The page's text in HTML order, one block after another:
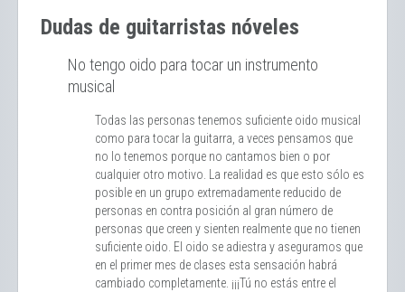
Dudas de guitarristas nóveles
No tengo oido para tocar un instrumento
musical
Todas las personas tenemos suficiente oido musical
como para tocar la guitarra, a veces pensamos que
no lo tenemos porque no cantamos bien o por
cualquier otro motivo. La realidad es que esto sólo es
posible en un grupo extremadamente reducido de
personas en contra posición al gran número de
personas que creen y sienten realmente que no tienen
suficiente oido. El oido se adiestra y aseguramos que
en el primer mes de clases esta sensación habrá
cambiado completamente. ¡¡¡Tú no estás entre el